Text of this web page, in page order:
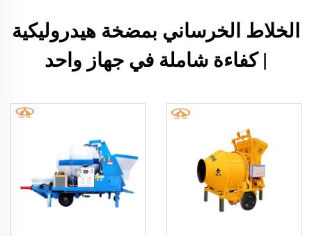
الخلاط الخرساني بمضخة هيدروليكية
| كفاءة شاملة في جهاز واحد